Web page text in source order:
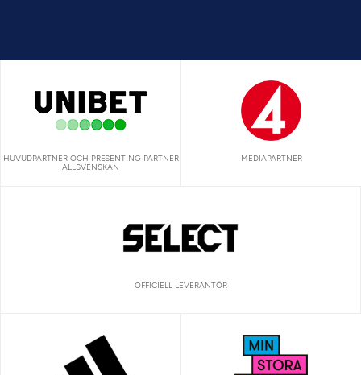
HUVUDPARTNER OCH PRESENTING PARTNER
ALLSVENSKAN
MEDIAPARTNER
OFFICIELL LEVERANTÖR